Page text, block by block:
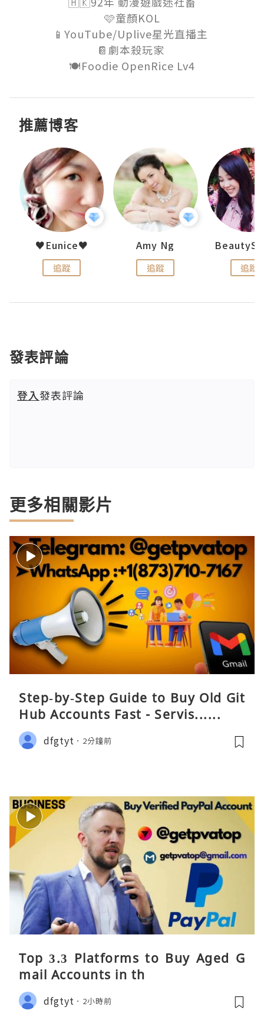
🩷童顏KOL
📱YouTube/Uplive星光直播主
📔劇本殺玩家
🍽️Foodie OpenRice Lv4
推薦博客
♥Eunice♥
追蹤
Amy Ng
追蹤 追蹤
發表評論
登入發表評論
更多相關影片
Step‑by‑Step Guide to Buy Old Git
Hub Accounts Fast - Servis......
dfgtyt 2分鐘前
Top 3.3 Platforms to Buy Aged G
mail Accounts in th
dfgtyt 2小時前